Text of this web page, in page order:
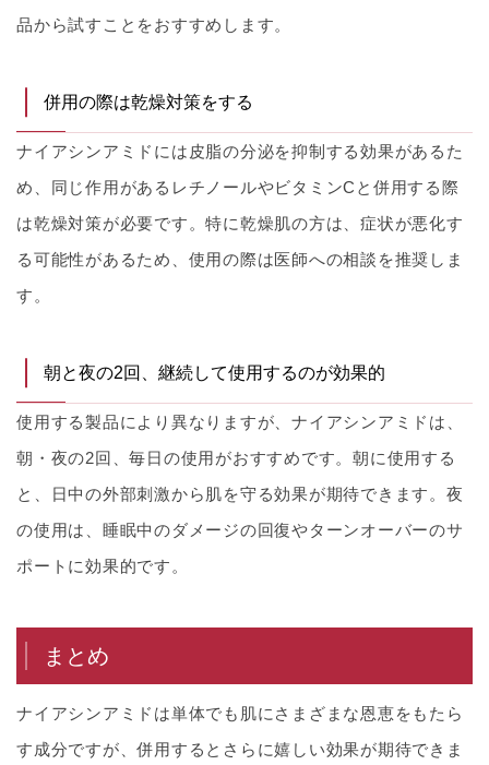
品から試すことをおすすめします。
併用の際は乾燥対策をする
ナイアシンアミドには皮脂の分泌を抑制する効果があるた
め、同じ作用があるレチノールやビタミンCと併用する際
は乾燥対策が必要です。特に乾燥肌の方は、症状が悪化す
る可能性があるため、使用の際は医師への相談を推奨しま
す。
朝と夜の2回、継続して使用するのが効果的
使用する製品により異なりますが、ナイアシンアミドは、
朝・夜の2回、毎日の使用がおすすめです。朝に使用する
と、日中の外部刺激から肌を守る効果が期待できます。夜
の使用は、睡眠中のダメージの回復やターンオーバーのサ
ポートに効果的です。
まとめ
ナイアシンアミドは単体でも肌にさまざまな恩恵をもたら
す成分ですが、併用するとさらに嬉しい効果が期待できま